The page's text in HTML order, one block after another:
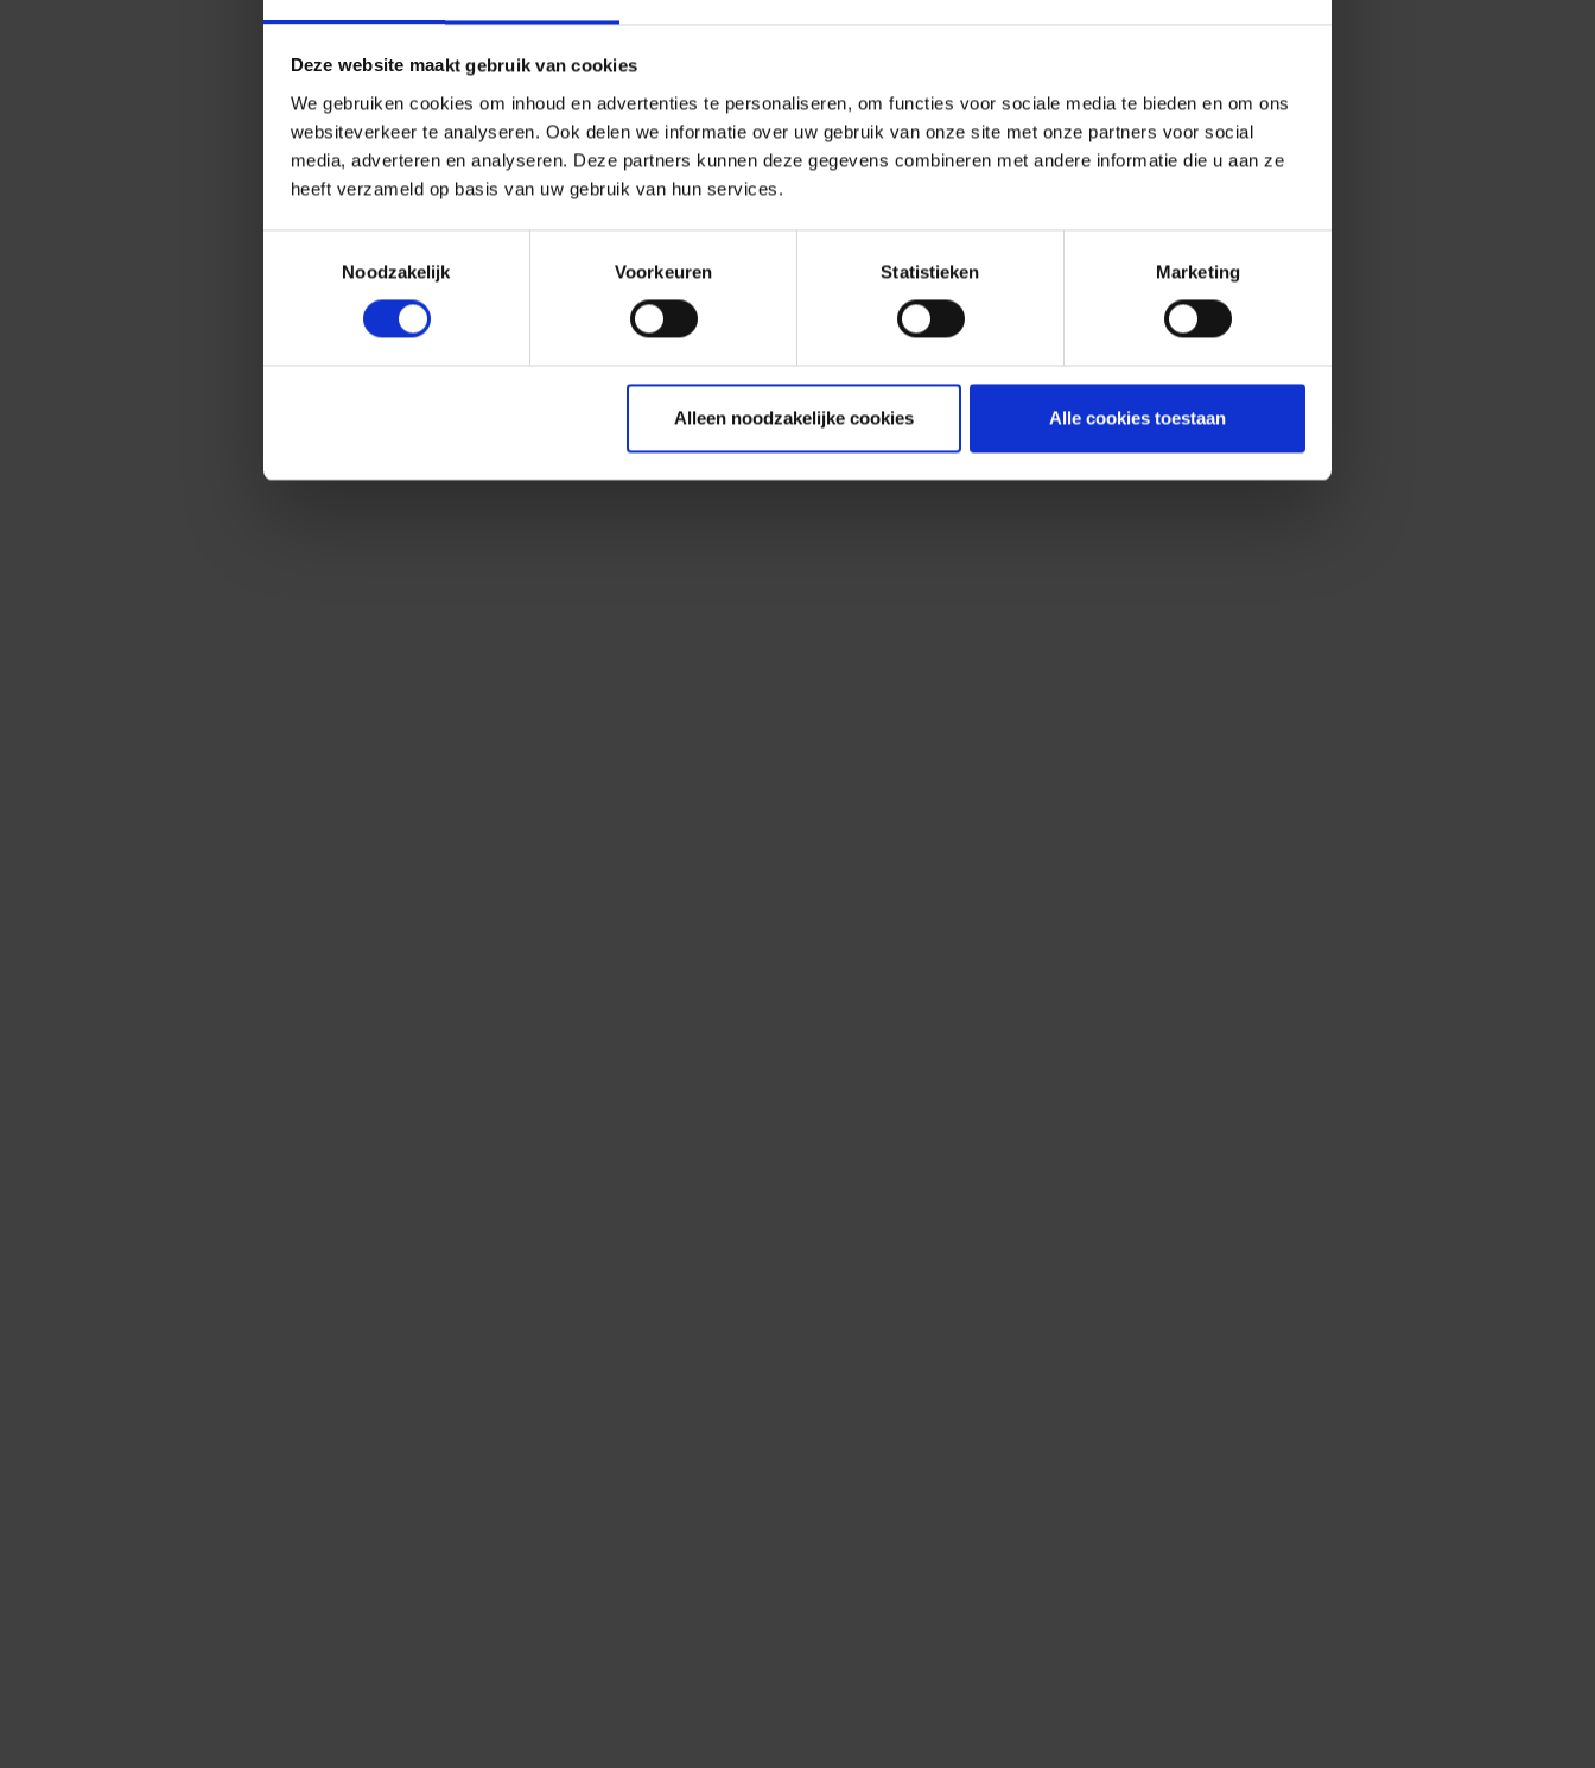
Deze website maakt gebruik van cookies
We gebruiken cookies om inhoud en advertenties te personaliseren, om functies voor sociale media te bieden en om ons
websiteverkeer te analyseren. Ook delen we informatie over uw gebruik van onze site met onze partners voor social
media, adverteren en analyseren. Deze partners kunnen deze gegevens combineren met andere informatie die u aan ze
heeft verzameld op basis van uw gebruik van hun services.
Noodzakelijk
Voorkeuren Statistieken Marketing
Alleen noodzakelijke cookies Alle cookies toestaan